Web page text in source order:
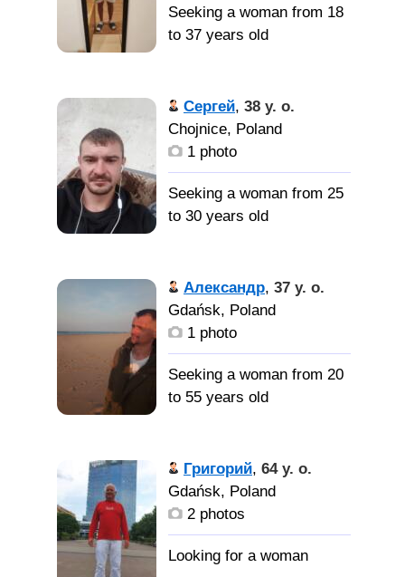
Seeking a woman from 18
to 37 years old
Сергей, 38 y. o.
Chojnice, Poland
1 photo
Seeking a woman from 25
to 30 years old
Александр, 37 y. o.
Gdańsk, Poland
1 photo
Seeking a woman from 20
to 55 years old
Григорий, 64 y. o.
Gdańsk, Poland
2 photos